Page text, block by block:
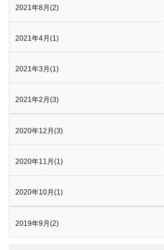
2021年8月(2)
2021年4月(1)
2021年3月(1)
2021年2月(3)
2020年12月(3)
2020年11月(1)
2020年10月(1)
2019年9月(2)